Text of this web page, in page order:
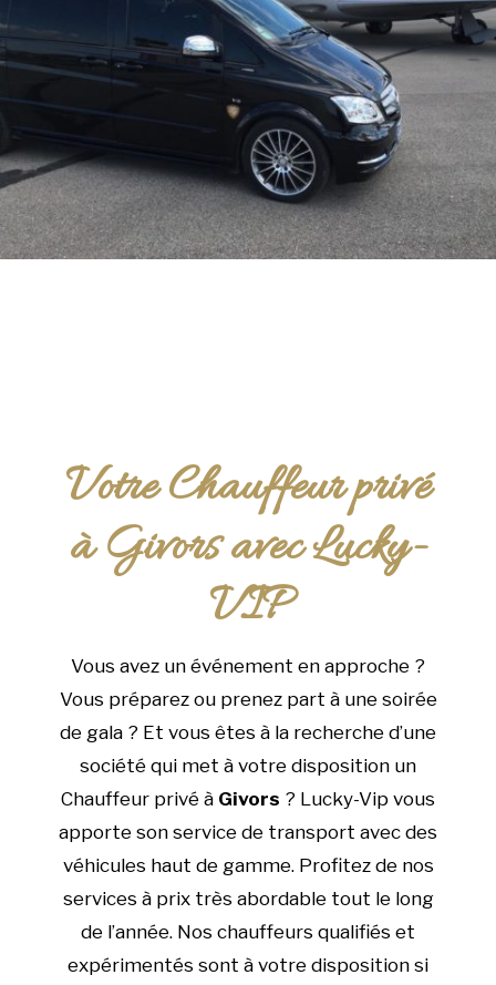
Votre Chauffeur privé
à Givors avec Lucky-
VIP
Vous avez un événement en approche ?
Vous préparez ou prenez part à une soirée
de gala ? Et vous êtes à la recherche d’une
société qui met à votre disposition un
Chauffeur privé à Givors ? Lucky-Vip vous
apporte son service de transport avec des
véhicules haut de gamme. Profitez de nos
services à prix très abordable tout le long
de l’année. Nos chauffeurs qualifiés et
expérimentés sont à votre disposition si